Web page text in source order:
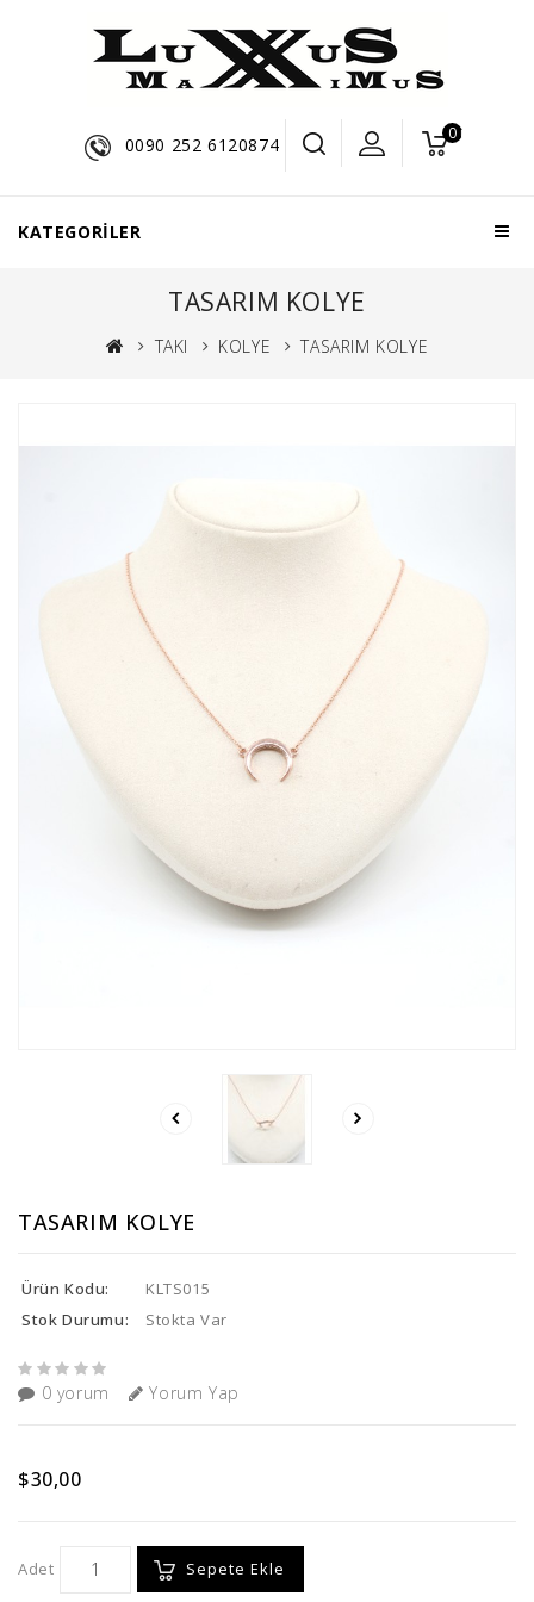
0090 252 6120874
0 ürün -
KATEGORILER
TASARIM KOLYE
TAKI KOLYE TASARIM KOLYE
TASARIM KOLYE
Ürün Kodu:
KLTS015
Stok Durumu:
Stokta Var
0 yorum Yorum Yap
$30,00
Adet Sepete Ekle